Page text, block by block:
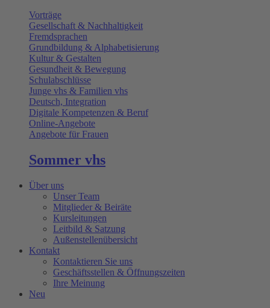
Vorträge
Gesellschaft & Nachhaltigkeit
Fremdsprachen
Grundbildung & Alphabetisierung
Kultur & Gestalten
Gesundheit & Bewegung
Schulabschlüsse
Junge vhs & Familien vhs
Deutsch, Integration
Digitale Kompetenzen & Beruf
Online-Angebote
Angebote für Frauen
Sommer vhs
Über uns
Unser Team
Mitglieder & Beiräte
Kursleitungen
Leitbild & Satzung
Außenstellenübersicht
Kontakt
Kontaktieren Sie uns
Geschäftsstellen & Öffnungszeiten
Ihre Meinung
Neu